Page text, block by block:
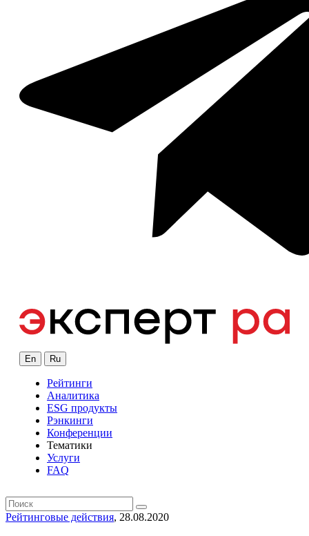
En Ru
Рейтинги
Аналитика
ESG продукты
Рэнкинги
Конференции
Тематики
Услуги
FAQ
Рейтинговые действия, 28.08.2020